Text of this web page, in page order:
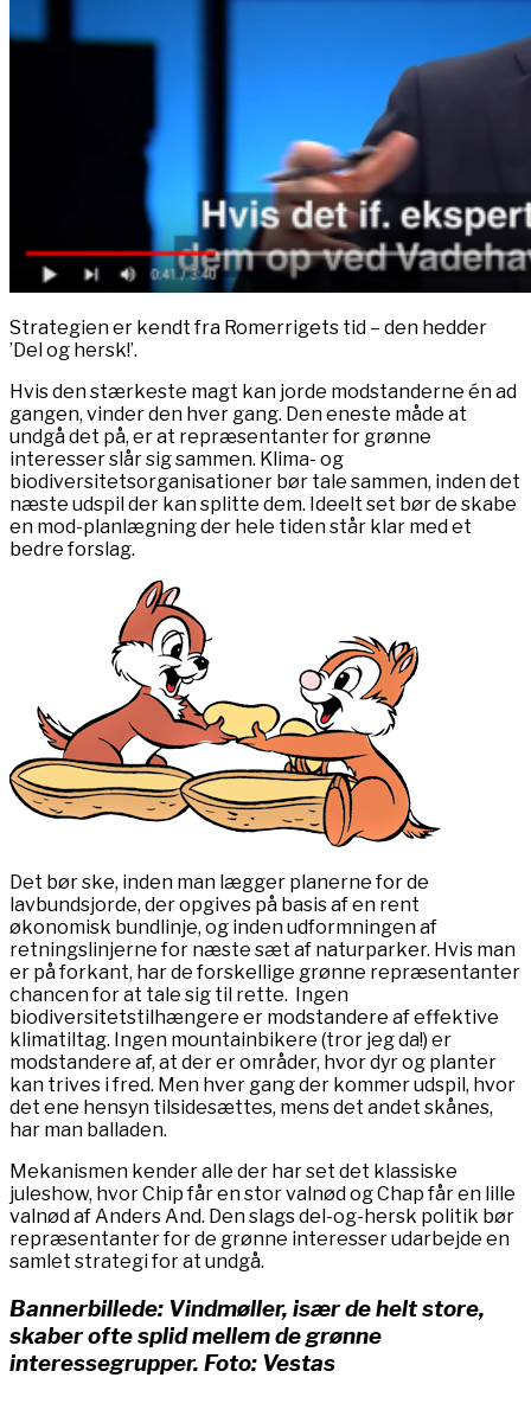
Strategien er kendt fra Romerrigets tid – den hedder
’Del og hersk!’.
Hvis den stærkeste magt kan jorde modstanderne én ad
gangen, vinder den hver gang. Den eneste måde at
undgå det på, er at repræsentanter for grønne
interesser slår sig sammen. Klima- og
biodiversitetsorganisationer bør tale sammen, inden det
næste udspil der kan splitte dem. Ideelt set bør de skabe
en mod-planlægning der hele tiden står klar med et
bedre forslag.
Det bør ske, inden man lægger planerne for de
lavbundsjorde, der opgives på basis af en rent
økonomisk bundlinje, og inden udformningen af
retningslinjerne for næste sæt af naturparker. Hvis man
er på forkant, har de forskellige grønne repræsentanter
chancen for at tale sig til rette. Ingen
biodiversitetstilhængere er modstandere af effektive
klimatiltag. Ingen mountainbikere (tror jeg da!) er
modstandere af, at der er områder, hvor dyr og planter
kan trives i fred. Men hver gang der kommer udspil, hvor
det ene hensyn tilsidesættes, mens det andet skånes,
har man balladen.
Mekanismen kender alle der har set det klassiske
juleshow, hvor Chip får en stor valnød og Chap får en lille
valnød af Anders And. Den slags del-og-hersk politik bør
repræsentanter for de grønne interesser udarbejde en
samlet strategi for at undgå.
Bannerbillede: Vindmøller, især de helt store,
skaber ofte splid mellem de grønne
interessegrupper. Foto: Vestas